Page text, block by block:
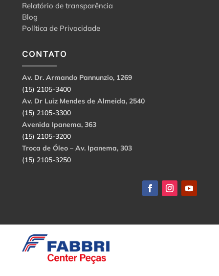
Relatório de transparência
Blog
Política de Privacidade
CONTATO
Av. Dr. Armando Pannunzio, 1269
(15) 2105-3400
Av. Dr Luiz Mendes de Almeida, 2540
(15) 2105-3300
Avenida Ipanema, 363
(15) 2105-3200
Troca de Óleo – Av. Ipanema, 303
(15) 2105-3250